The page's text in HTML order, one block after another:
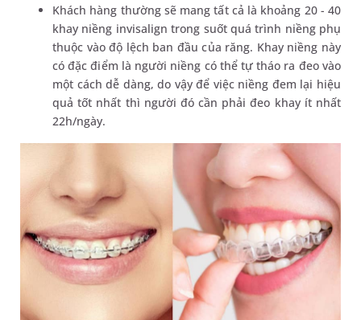
Khách hàng thường sẽ mang tất cả là khoảng 20 - 40
khay niềng invisalign trong suốt quá trình niềng phụ
thuộc vào độ lệch ban đầu của răng. Khay niềng này
có đặc điểm là người niềng có thể tự tháo ra đeo vào
một cách dễ dàng, do vậy để việc niềng đem lại hiệu
quả tốt nhất thì người đó cần phải đeo khay ít nhất
22h/ngày.